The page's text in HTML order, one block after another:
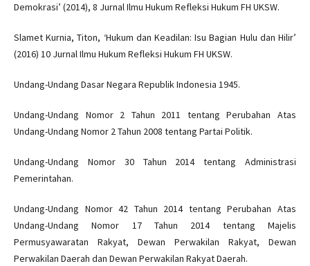
Demokrasi’ (2014), 8 Jurnal Ilmu Hukum Refleksi Hukum FH UKSW.
Slamet Kurnia, Titon, ‘Hukum dan Keadilan: Isu Bagian Hulu dan Hilir’
(2016) 10 Jurnal Ilmu Hukum Refleksi Hukum FH UKSW.
Undang-Undang Dasar Negara Republik Indonesia 1945.
Undang-Undang Nomor 2 Tahun 2011 tentang Perubahan Atas
Undang-Undang Nomor 2 Tahun 2008 tentang Partai Politik.
Undang-Undang Nomor 30 Tahun 2014 tentang Administrasi
Pemerintahan.
Undang-Undang Nomor 42 Tahun 2014 tentang Perubahan Atas
Undang-Undang Nomor 17 Tahun 2014 tentang Majelis
Permusyawaratan Rakyat, Dewan Perwakilan Rakyat, Dewan
Perwakilan Daerah dan Dewan Perwakilan Rakyat Daerah.